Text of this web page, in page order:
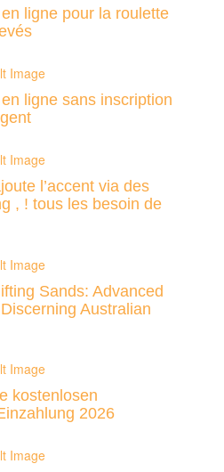
ligne pour la roulette
ligne sans inscription
l’accent via des
, ! tous les besoin de
Sands: Advanced
Australian
kostenlosen
2026